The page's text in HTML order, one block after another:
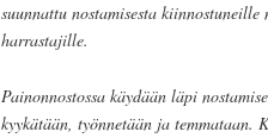
suunnattu nostamisesta
harrastajille.
Painonnostossa käydään läpi
kyykätään, työnnetään ja temmataan.